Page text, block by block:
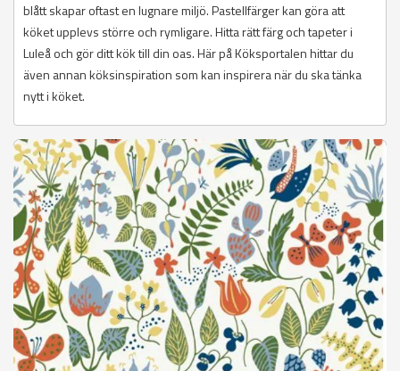
blått skapar oftast en lugnare miljö. Pastellfärger kan göra att
köket upplevs större och rymligare. Hitta rätt färg och tapeter i
Luleå och gör ditt kök till din oas. Här på Köksportalen hittar du
även annan köksinspiration som kan inspirera när du ska tänka
nytt i köket.